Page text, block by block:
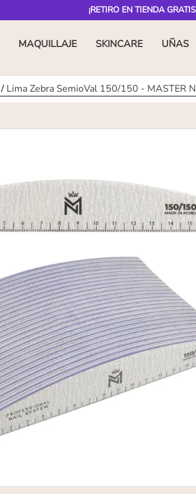
¡RETIRO EN TIENDA
MAQUILLAJE SKINCARE UÑAS
Lima Zebra SemioVal 150/150 - MASTER